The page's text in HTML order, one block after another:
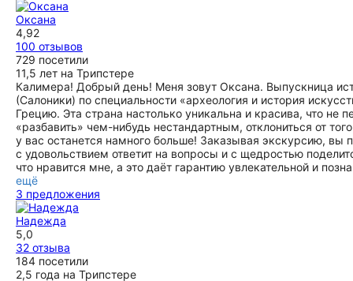
Оксана
4,92
100 отзывов
729 посетили
11,5 лет на Трипстере
Калимера! Добрый день! Меня зовут Оксана. Выпускница
(Салоники) по специальности «археология и история
Грецию. Эта страна настолько уникальна и красива, что не
«разбавить» чем-нибудь нестандартным, отклониться от
у вас останется намного больше! Заказывая экскурсию, вы
с удовольствием ответит на вопросы и с щедростью
что нравится мне, а это даёт гарантию увлекательной и
ещё
3 предложения
Надежда
5,0
32 отзыва
184 посетили
2,5 года на Трипстере